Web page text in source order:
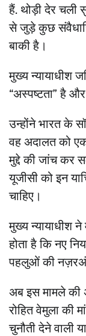
हैं. थोड़ी देर चली
से जुड़े कुछ
बाकी है।
मुख्य न्यायाधीश
“अस्पष्टता” है
उन्होंने भारत के
वह अदालत को
मुद्दे की जांच कर
यूजीसी को इन
चाहिए।
मुख्य न्यायाधीश
होता है कि नए
पहलुओं की
अब इस मामले की
रोहित वेमुला की
चुनौती देने वाली